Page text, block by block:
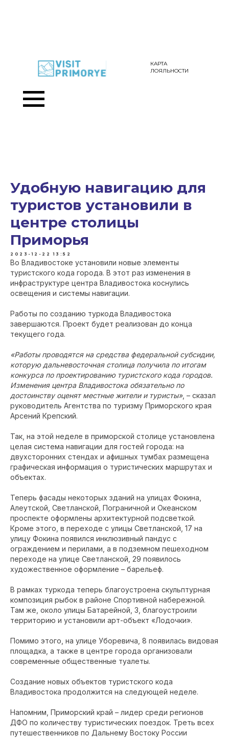
КАРТА
ЛОЯЛЬНОСТИ
Удобную навигацию для
туристов установили в
центре столицы
Приморья
2023-12-22 13:52
Во Владивостоке установили новые элементы
туристского кода города. В этот раз изменения в
инфраструктуре центра Владивостока коснулись
освещения и системы навигации.
Работы по созданию туркода Владивостока
завершаются. Проект будет реализован до конца
текущего года.
«Работы проводятся на средства федеральной субсидии,
которую дальневосточная столица получила по итогам
конкурса по проектированию туристского кода городов.
Изменения центра Владивостока обязательно по
достоинству оценят местные жители и туристы», – сказал
руководитель Агентства по туризму Приморского края
Арсений Крепский.
Так, на этой неделе в приморской столице установлена
целая система навигации для гостей города: на
двухсторонних стендах и афишных тумбах размещена
графическая информация о туристических маршрутах и
объектах.
Теперь фасады некоторых зданий на улицах Фокина,
Алеутской, Светланской, Пограничной и Океанском
проспекте оформлены архитектурной подсветкой.
Кроме этого, в переходе с улицы Светланской, 17 на
улицу Фокина появился инклюзивный пандус с
ограждением и перилами, а в подземном пешеходном
переходе на улице Светланской, 29 появилось
художественное оформление – барельеф.
В рамках туркода теперь благоустроена скульптурная
композиция рыбок в районе Спортивной набережной.
Там же, около улицы Батарейной, 3, благоустроили
территорию и установили арт-объект «Лодочки».
Помимо этого, на улице Уборевича, 8 появилась видовая
площадка, а также в центре города организовали
современные общественные туалеты.
Создание новых объектов туристского кода
Владивостока продолжится на следующей неделе.
Напомним, Приморский край – лидер среди регионов
ДФО по количеству туристических поездок. Треть всех
путешественников по Дальнему Востоку России